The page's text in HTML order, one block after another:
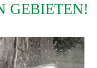
GEBIETEN!